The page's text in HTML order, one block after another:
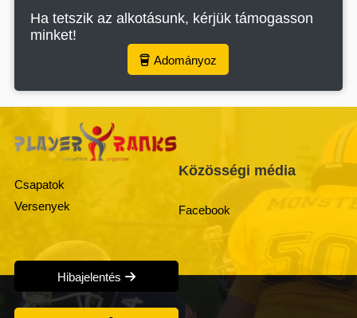
Ha tetszik az alkotásunk, kérjük támogasson
minket!
Adományoz
Csapatok
Versenyek
Hibajelentés
Közösségi média
Facebook